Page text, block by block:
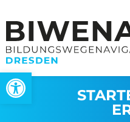
Werkzeugleiste öffnen